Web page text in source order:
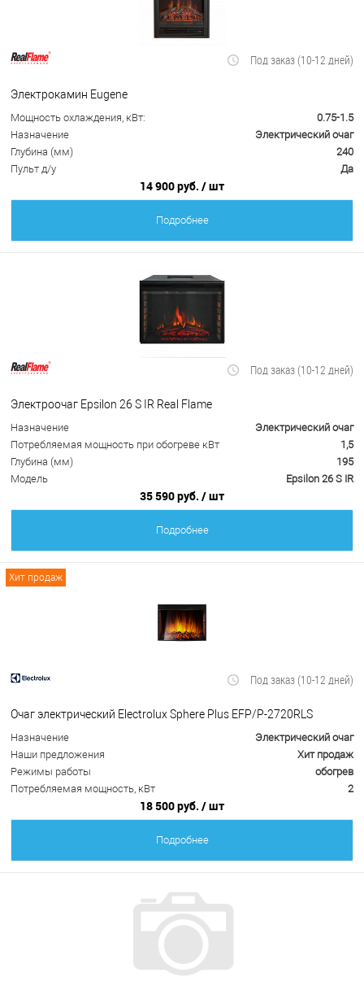
Под заказ (10-12 дней)
Электрокамин Eugene
Мощность охлаждения, кВт:
0.75-1.5
Назначение
Электрический очаг
Глубина (мм)
240
Пульт д/у
Да
14 900 руб. / шт
Подробнее
Под заказ (10-12 дней)
Электроочаг Epsilon 26 S IR Real Flame
Назначение
Электрический очаг
Потребляемая мощность при обогреве кВт
1,5
Глубина (мм)
195
Модель
Epsilon 26 S IR
35 590 руб. / шт
Подробнее
Хит продаж
Под заказ (10-12 дней)
Очаг электрический Electrolux Sphere Plus EFP/P-2720RLS
Назначение
Электрический очаг
Наши предложения
Хит продаж
Режимы работы
обогрев
Потребляемая мощность, кВт
2
18 500 руб. / шт
Подробнее